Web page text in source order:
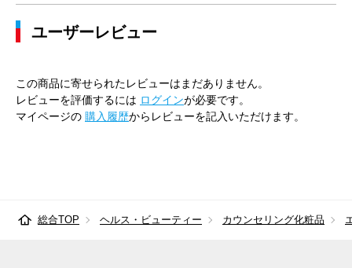
ユーザーレビュー
この商品に寄せられたレビューはまだありません。
レビューを評価するには ログインが必要です。
マイページの 購入履歴からレビューを記入いただけます。
総合TOP ヘルス・ビューティー カウンセリング化粧品